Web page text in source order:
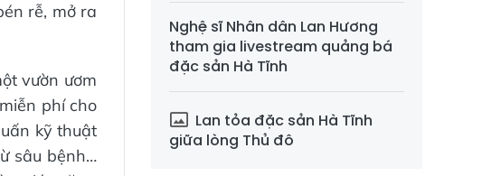
rễ, mở ra
vườn ươm
phí cho
kỹ thuật
sâu bệnh…
Nghệ sĩ Nhân dân Lan Hương
tham gia livestream quảng bá
đặc sản Hà Tĩnh
Lan tỏa đặc sản Hà Tĩnh
giữa lòng Thủ đô